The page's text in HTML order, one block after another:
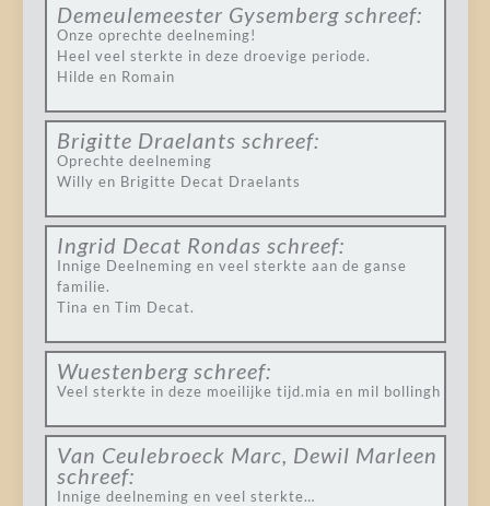
Demeulemeester Gysemberg schreef:
Onze oprechte deelneming!
Heel veel sterkte in deze droevige periode.
Hilde en Romain
Brigitte Draelants schreef:
Oprechte deelneming
Willy en Brigitte Decat Draelants
Ingrid Decat Rondas schreef:
Innige Deelneming en veel sterkte aan de ganse
familie.
Tina en Tim Decat.
Wuestenberg schreef:
Veel sterkte in deze moeilijke tijd.mia en mil bollingh
Van Ceulebroeck Marc, Dewil Marleen
schreef:
Innige deelneming en veel sterkte…